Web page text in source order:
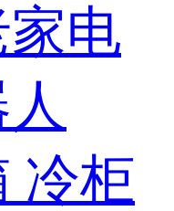
电
冷柜